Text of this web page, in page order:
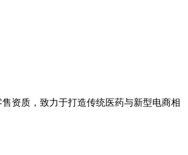
资质，致力于打造传统医药与新型电商相